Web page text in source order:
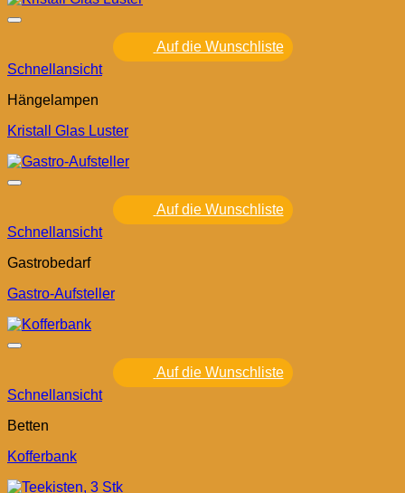
Auf die Wunschliste
Schnellansicht
Hängelampen
Kristall Glas Luster
Auf die Wunschliste
Schnellansicht
Gastrobedarf
Gastro-Aufsteller
Auf die Wunschliste
Schnellansicht
Betten
Kofferbank